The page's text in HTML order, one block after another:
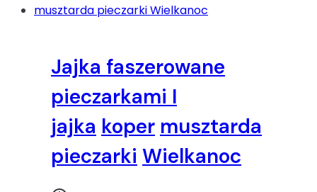
tuńczyk
Jajka faszerowane
pieczarkami I
jajka koper musztarda
pieczarki Wielkanoc